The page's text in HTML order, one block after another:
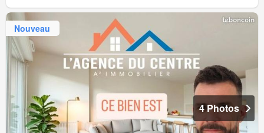
Nouveau
4 Photos